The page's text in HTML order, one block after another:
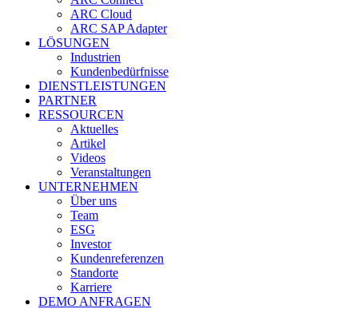
ARC Cloud
ARC SAP Adapter
LÖSUNGEN
Industrien
Kundenbedürfnisse
DIENSTLEISTUNGEN
PARTNER
RESSOURCEN
Aktuelles
Artikel
Videos
Veranstaltungen
UNTERNEHMEN
Über uns
Team
ESG
Investor
Kundenreferenzen
Standorte
Karriere
DEMO ANFRAGEN